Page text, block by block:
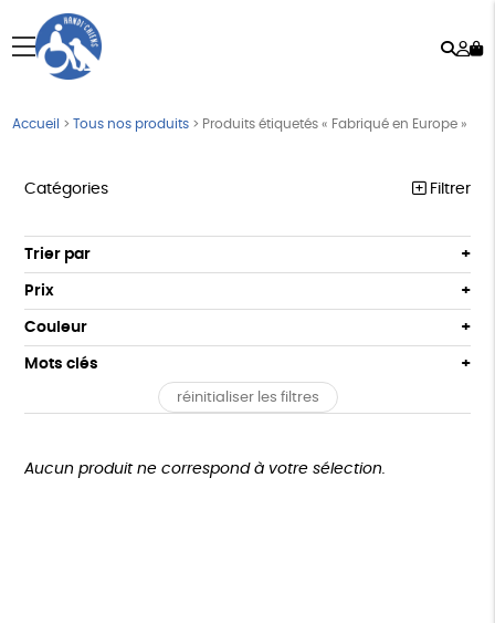
menu
Accueil >Tous nos produits > Produits étiquetés « Fabriqué en Europe »
Catégories Filtrer
HANDI’CHIENS
PAPETERIE
ÉPICERIE
MAISON
DONS
Trier par
Par défaut
Popularité
Prix : du - cher au + cher
Prix : du + cher au - cher
Prix
Tous
0 € - 50 €
Plus de 200€
Couleur
Blanc Pur
Mots clés
Fabriqué en France Agriculture Biologique
réinitialiser les filtres
Aucun produit ne correspond à votre sélection.